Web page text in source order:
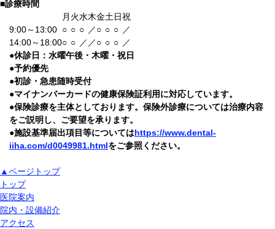
■診療時間
月 火水木金土日祝
9:00～13:00 ○ ○ ○ ／○ ○ ○ ／
14:00～18:00○ ○ ／ ／○ ○ ○ ／
●休診日：水曜午後・木曜・祝日
●予約優先
●初診・急患随時受付
●マイナンバーカードの健康保険証利用に対応しています。
●保険診療を主体としております。保険外診療については治療内容
をご説明し、ご要望を承ります。
●施設基準届出項目等についてはhttps://www.dental-
iiha.com/d0049981.htmlをご参照ください。
▲ページトップ
トップ
医院案内
院内・設備紹介
アクセス